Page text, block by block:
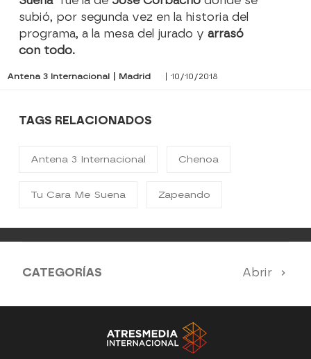
subió, por segunda vez en la historia del
programa, a la mesa del jurado y arrasó
con todo.
Antena 3 Internacional | Madrid | 10/10/2018
TAGS RELACIONADOS
Antena 3 Internacional Chenoa
Tu Cara Me Suena Zapeando
CATEGORÍAS Abrir
Antena 3 Noticias El Hormiguero
La Ruleta de la Suerte Tu cara me suena